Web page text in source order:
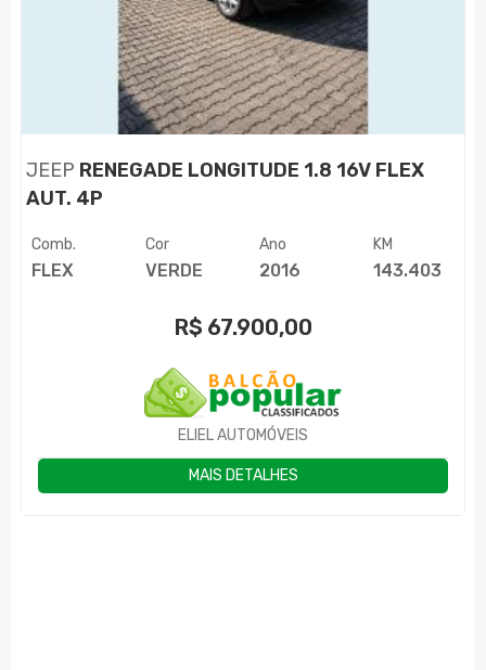
JEEP RENEGADE LONGITUDE 1.8 16V FLEX
AUT. 4P
Comb.
FLEX
Cor
VERDE
Ano
2016
KM
143.403
R$ 67.900,00
ELIEL AUTOMÓVEIS
MAIS DETALHES